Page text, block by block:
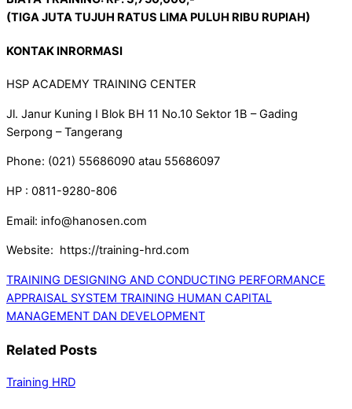
(TIGAJUTATUJUH RATUS LIMA PULUH RIBU RUPIAH)
KONTAK INRORMASI
HSP ACADEMY TRAINING CENTER
Jl. Janur Kuning I Blok BH 11 No.10 Sektor 1B – Gading
Serpong – Tangerang
Phone: (021) 55686090 atau 55686097
HP : 0811-9280-806
Email: info@hanosen.com
Website: https://training-hrd.com
TRAINING DESIGNING AND CONDUCTING PERFORMANCE
APPRAISAL SYSTEM TRAINING HUMAN CAPITAL
MANAGEMENT DAN DEVELOPMENT
Related Posts
Training HRD